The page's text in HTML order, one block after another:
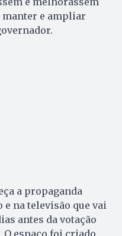
manter e ampliar
a propaganda
na televisão que vai
antes da votação
espaço foi criado